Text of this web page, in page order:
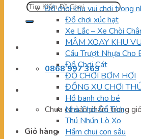
Tìm
kiếm:
0868 997 369
Chưa có sản phẩm trong
Giỏ hàng
Đồ chơi khu vui chơi trong
Đồ chơi xúc hạt
Xe Lắc – Xe Chòi
MÂM XOAY KHU
Cầu Trượt Nhựa Cho
Đồ Chơi Cát
ĐỒ CHƠI BƠM HƠI
ĐỒNG XU CHƠI
Hồ banh cho bé
Nhà Chòi Cổ Tích
Thú Nhún Lò Xo
Hầm chui con sâu